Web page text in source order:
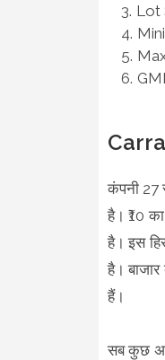
Lot
कंपनी 27
है। ₹10
है। इस
है।
हैं।
सब कुछ